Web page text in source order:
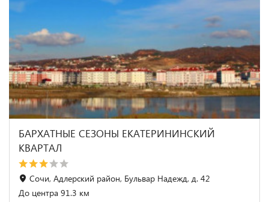
БАРХАТНЫЕ СЕЗОНЫ ЕКАТЕРИНИНСКИЙ
КВАРТАЛ
Сочи, Адлерский район, Бульвар Надежд, д. 42
До центра 91.3 км